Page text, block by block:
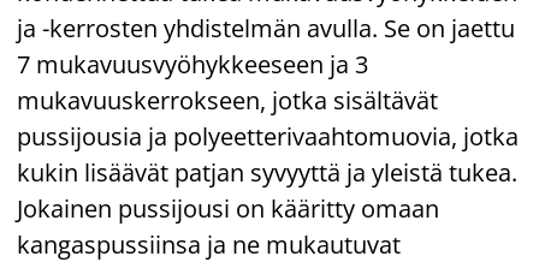
ja -kerrosten yhdistelmän avulla. Se on jaettu
7 mukavuusvyöhykkeeseen ja 3
mukavuuskerrokseen, jotka sisältävät
pussijousia ja polyeetterivaahtomuovia, jotka
kukin lisäävät patjan syvyyttä ja yleistä tukea.
Jokainen pussijousi on kääritty omaan
kangaspussiinsa ja ne mukautuvat